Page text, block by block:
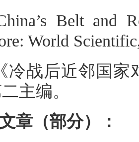
Belt and
World
冷战后近邻国家
主编。
章（部分）：